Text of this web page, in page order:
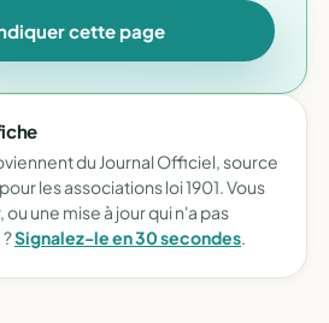
cette page
du Journal Officiel, source
les associations loi 1901. Vous
une mise à jour qui n'a pas
Signalez-le en 30 secondes.